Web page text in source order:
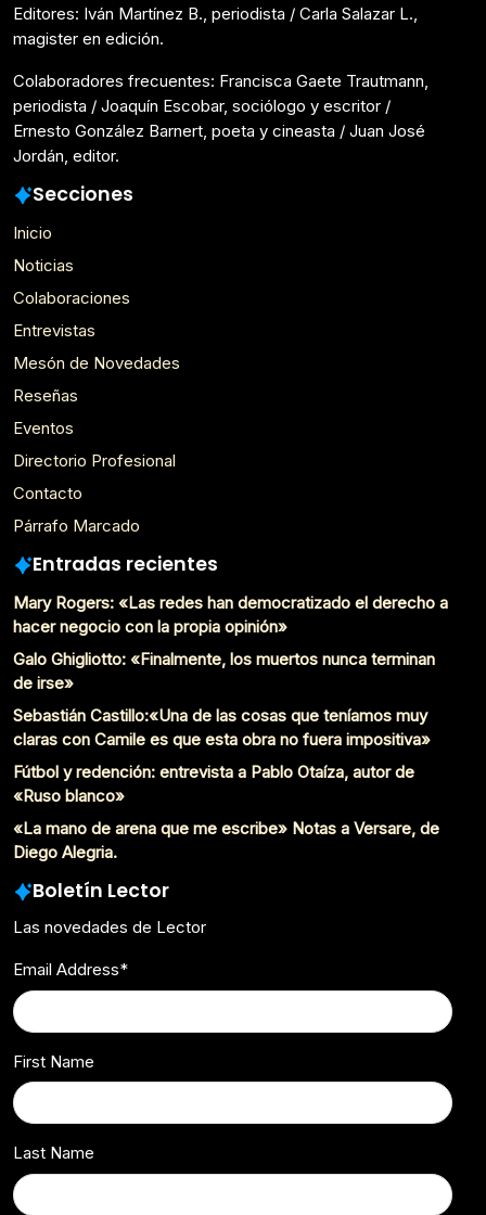
Editores: Iván Martínez B., periodista / Carla Salazar L.,
magister en edición.
Colaboradores frecuentes: Francisca Gaete Trautmann,
periodista / Joaquín Escobar, sociólogo y escritor /
Ernesto González Barnert, poeta y cineasta / Juan José
Jordán, editor.
Secciones
Inicio
Noticias
Colaboraciones
Entrevistas
Mesón de Novedades
Reseñas
Eventos
Directorio Profesional
Contacto
Párrafo Marcado
Entradas recientes
Mary Rogers: «Las redes han democratizado el derecho a
hacer negocio con la propia opinión»
Galo Ghigliotto: «Finalmente, los muertos nunca terminan
de irse»
Sebastián Castillo:«Una de las cosas que teníamos muy
claras con Camile es que esta obra no fuera impositiva»
Fútbol y redención: entrevista a Pablo Otaíza, autor de
«Ruso blanco»
«La mano de arena que me escribe» Notas a Versare, de
Diego Alegria.
Boletín Lector
Las novedades de Lector
Email Address*
First Name
Last Name